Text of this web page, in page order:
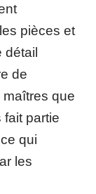
pièces et
détail
de
que
partie
qui
les